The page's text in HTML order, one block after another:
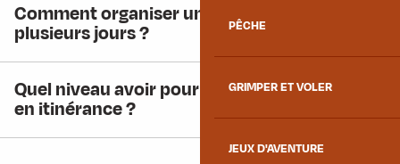
PÊCHE
GRIMPER ET VOLER
JEUX D'AVENTURE
Comment organiser une randonnée sur
plusieurs jours ?
Quel niveau avoir pour faire une randonnée
en itinérance ?